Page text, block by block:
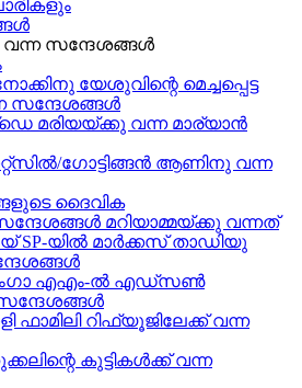
വന്ന സന്ദേശങ്ങള്‍
യേശുവിന്റെ മെച്ചപ്പെട്ട
സന്ദേശങ്ങള്‍
മരിയയ്ക്കു വന്ന മാര്യാന്‍
ഗോട്ടിങ്ങൻ ആണിനു വന്ന
ദൈവിക
മറിയാമ്മയ്ക്കു വന്നത്
SP-യിൽ മാർക്കസ് താഡിയു
എഎം-ൽ എഡ്സൺ
റിഫ്യൂജിലേക്ക് വന്ന
കുട്ടികള്‍ക്ക് വന്ന